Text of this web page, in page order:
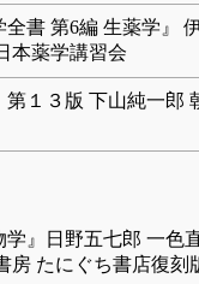
全書 第6編 生薬学』
本薬学講習会
第１３版 下山純一郎
学』日野五七郎 一色
房 たにぐち書店復刻